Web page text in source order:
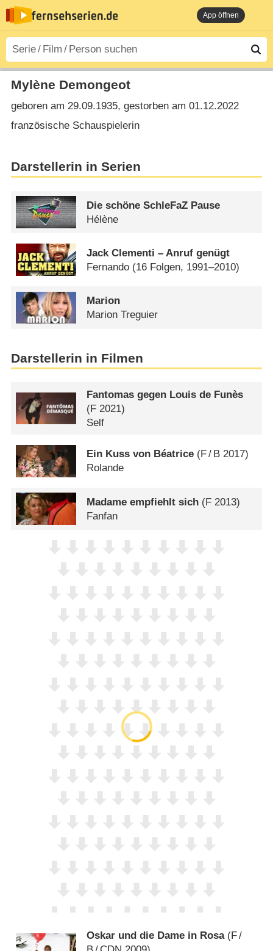
App öffnen
Mylène Demongeot
geboren am 29.09.1935, gestorben am 01.12.2022
französische Schauspielerin
Darstellerin in Serien
Die schöne SchleFaZ Pause
Hélène
Jack Clementi – Anruf genügt
Fernando (16 Folgen, 1991–2010)
Marion
Marion Treguier
Darstellerin in Filmen
Fantomas gegen Louis de Funès
(F 2021)
Self
Ein Kuss von Béatrice (F/ B 2017)
Rolande
Madame empfiehlt sich (F 2013)
Fanfan
Oskar und die Dame in Rosa(F/